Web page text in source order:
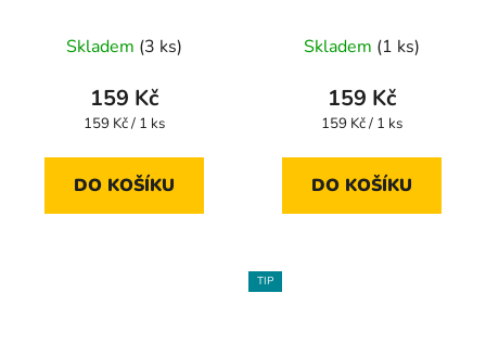
Skladem (3 ks)
159 Kč
Měrná
159 Kč / 1 ks
DO KOŠÍKU
Skladem (1 ks)
159 Kč
Měrná
159 Kč / 1 ks
DO KOŠÍKU
TIP